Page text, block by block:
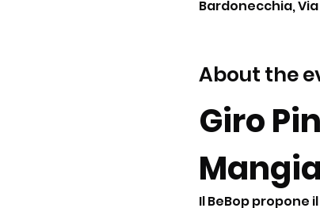
Bardonecchia, Via
About the
Giro
Il BeBop propone il